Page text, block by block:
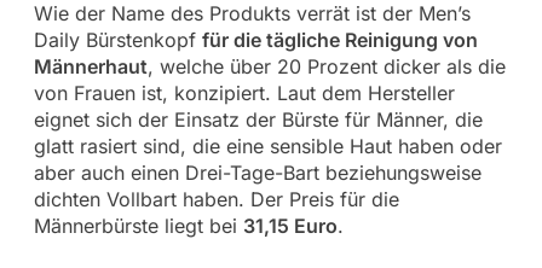
Wie der Name des Produkts verrät ist der Men’s
Daily Bürstenkopf für die tägliche Reinigung von
Männerhaut, welche über 20 Prozent dicker als die
von Frauen ist, konzipiert. Laut dem Hersteller
eignet sich der Einsatz der Bürste für Männer, die
glatt rasiert sind, die eine sensible Haut haben oder
aber auch einen Drei-Tage-Bart beziehungsweise
dichten Vollbart haben. Der Preis für die
Männerbürste liegt bei 31,15 Euro.